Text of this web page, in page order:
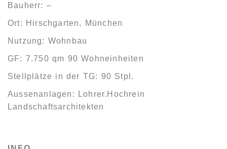
Bauherr: –
Ort: Hirschgarten, München
Nutzung: Wohnbau
GF: 7.750 qm 90 Wohneinheiten
Stellplätze in der TG: 90 Stpl.
Aussenanlagen: Lohrer.Hochrein
Landschaftsarchitekten